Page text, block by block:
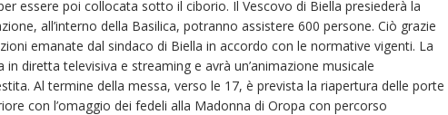
essere poi collocata sotto il ciborio. Il Vescovo di Biella presiederà la
all’interno della Basilica, potranno assistere 600 persone. Ciò grazie
emanate dal sindaco di Biella in accordo con le normative vigenti. La
in diretta televisiva e streaming e avrà un’animazione musicale
Al termine della messa, verso le 17, è prevista la riapertura delle porte
con l’omaggio dei fedeli alla Madonna di Oropa con percorso